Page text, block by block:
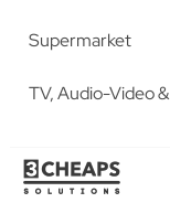
Supermarket
TV, Audio-Video